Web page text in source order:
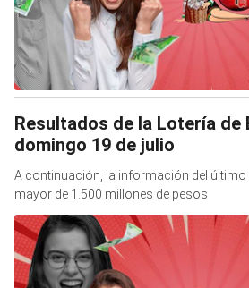
Resultados de la Lotería de
domingo 19 de julio
A continuación, la información del
mayor de 1.500 millones de pesos